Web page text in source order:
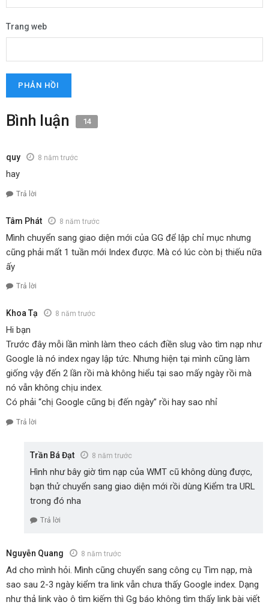
Trang web
Bình luận 14
quy 8 năm trước
hay
Trả lời
Tâm Phát 8 năm trước
Mình chuyển sang giao diện mới của GG để lập chỉ mục nhưng
cũng phải mất 1 tuần mới Index được. Mà có lúc còn bị thiếu nữa
ấy
Trả lời
Khoa Tạ 8 năm trước
Hi bạn
Trước đây mỗi lần mình làm theo cách điền slug vào tìm nạp như
Google là nó index ngay lập tức. Nhưng hiện tại mình cũng làm
giống vậy đến 2 lần rồi mà không hiểu tại sao mấy ngày rồi mà
nó vẫn không chịu index.
Có phải “chị Google cũng bị đến ngày” rồi hay sao nhỉ
Trả lời
Trần Bá Đạt 8 năm trước
Hình như bây giờ tìm nạp của WMT cũ không dùng được,
bạn thử chuyển sang giao diện mới rồi dùng Kiểm tra URL
trong đó nha
Trả lời
Nguyễn Quang 8 năm trước
Ad cho mình hỏi. Mình cũng chuyển sang công cụ Tìm nạp, mà
sao sau 2-3 ngày kiểm tra link vẫn chưa thấy Google index. Dạng
như thả link vào ô tìm kiếm thì Gg báo không tìm thấy link bài viết